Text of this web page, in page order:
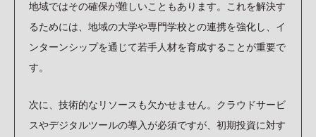
地域ではその確保が難しいこともあります。これを解決す
るためには、地域の大学や専門学校との連携を強化し、イ
ンターンシップを通じて若手人材を育成することが重要で
す。
次に、技術的なリソースも欠かせません。クラウドサービ
スやデジタルツールの導入が必須ですが、初期投資に対す